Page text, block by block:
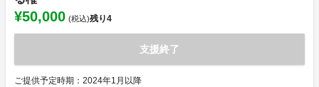
¥50,000 (税込)残り4
支援終了
ご提供予定時期：2024年1月以降